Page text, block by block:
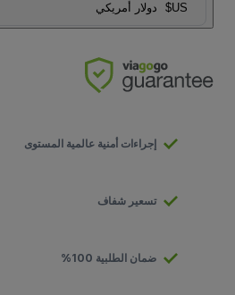
US$ دولار أمريكي
إجراءات أمنية عالمية المستوى
تسعير شفاف
ضمان الطلبية 100%